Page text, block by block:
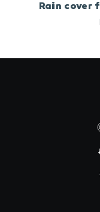
Rain cover